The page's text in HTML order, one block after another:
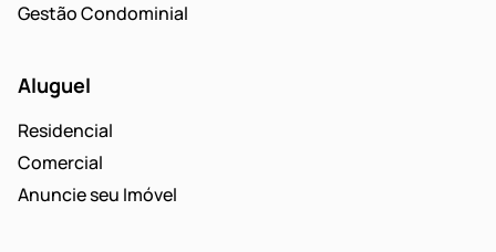
Gestão Condominial
Aluguel
Residencial
Comercial
Anuncie seu Imóvel